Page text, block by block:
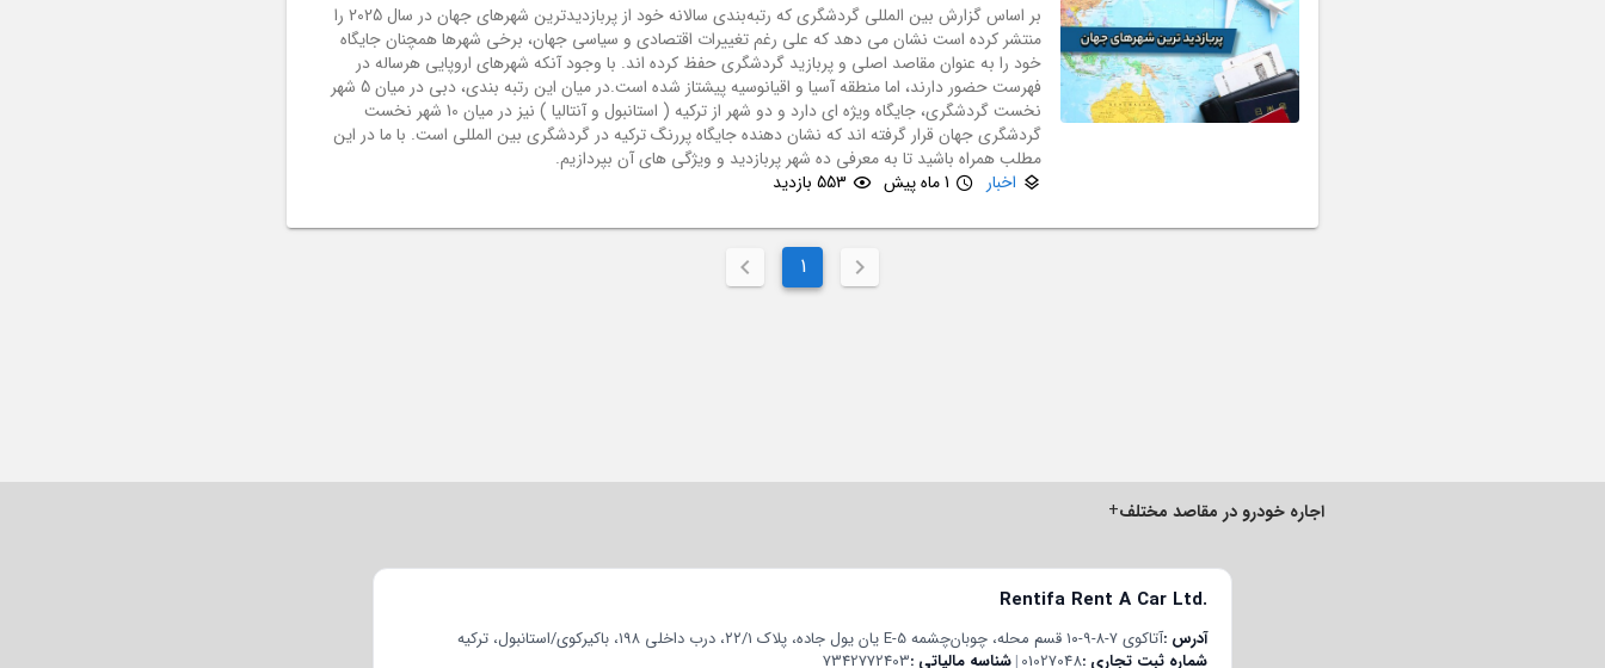
بر اساس گزارش بین المللی گردشگری که رتبه‌بندی سالانه خود از پربازدیدترین شهرهای جهان در سال 2025 را
منتشر کرده است نشان می دهد که علی رغم تغییرات اقتصادی و سیاسی جهان، برخی شهرها همچنان جایگاه
خود را به عنوان مقاصد اصلی و پربازید گردشگری حفظ کرده اند. با وجود آنکه شهرهای اروپایی هرساله در
فهرست حضور دارند، اما منطقه آسیا و اقیانوسیه پیشتاز شده است.در میان این رتبه بندی، دبی در میان 5 شهر
نخست گردشگری، جایگاه ویژه ای دارد و دو شهر از ترکیه ( استانبول و آنتالیا ) نیز در میان 10 شهر نخست
گردشگری جهان قرار گرفته اند که نشان دهنده جایگاه پررنگ ترکیه در گردشگری بین المللی است. با ما در این
مطلب همراه باشید تا به معرفی ده شهر پربازدید و ویژگی های آن بپردازیم.
اخبار
1 ماه پیش 553 بازدید
1
اجاره خودرو در مقاصد مختلف+
Rentifa Rent A Car Ltd.
آدرس آتاکوی ۷-۸-۹-۱۰ قسم محله، چوبان‌چشمه E-5 یان یول جاده، پلاک ۲۲/۱، درب داخلی ۱۹۸، باکیرکوی/استانبول، ترکیه
شماره ثبت تجاری 01027048
|شناسه مالیاتی 7342772403